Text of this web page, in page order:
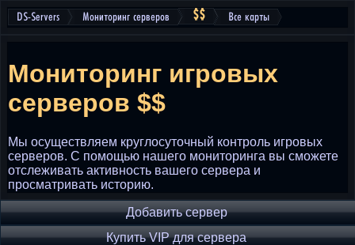
DS-Servers Мониторинг серверов $$ Все карты
Мониторинг игровых
серверов $$
Мы осуществляем круглосуточный контроль игровых
серверов. С помощью нашего мониторинга вы сможете
отслеживать активность вашего сервера и
просматривать историю.
Добавить сервер
Купить VIP для сервера